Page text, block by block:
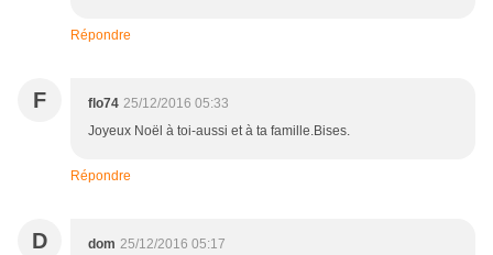
Répondre
F flo74 25/12/2016 05:33
Joyeux Noël à toi-aussi et à ta famille.Bises.
Répondre
D dom 25/12/2016 05:17